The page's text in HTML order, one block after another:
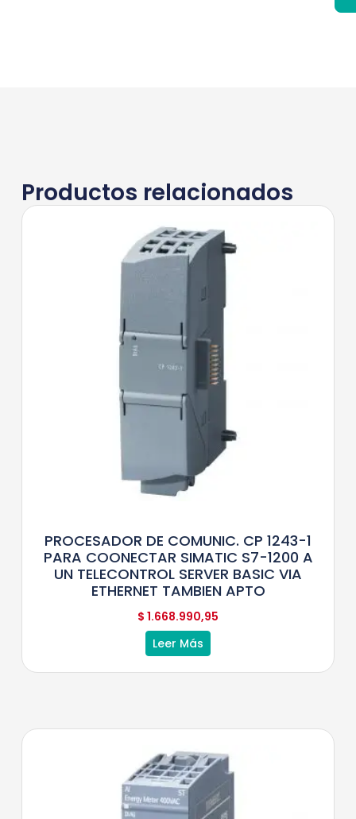
Productos relacionados
PROCESADOR DE COMUNIC. CP 1243-1
PARA COONECTAR SIMATIC S7-1200 A
UN TELECONTROL SERVER BASIC VIA
ETHERNET TAMBIEN APTO
$ 1.668.990,95
Leer Más